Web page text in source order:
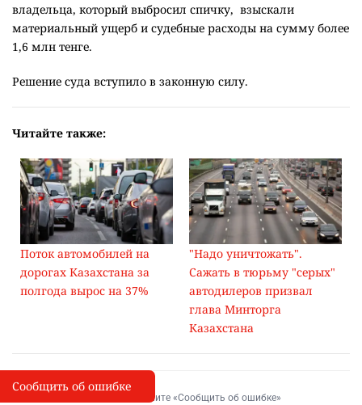
владельца, который выбросил спичку, взыскали
материальный ущерб и судебные расходы на сумму более
1,6 млн тенге.
Решение суда вступило в законную силу.
Читайте также:
Поток автомобилей на
дорогах Казахстана за
полгода вырос на 37%
"Надо уничтожать".
Сажать в тюрьму "серых"
автодилеров призвал
глава Минторга
Казахстана
I
Сообщить об опечатке
Выделите фрагмент и нажмите «Сообщить об ошибке»
Сообщить об ошибке